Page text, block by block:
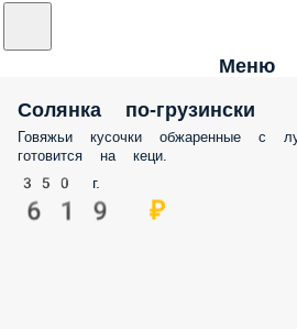
Меню
Солянка по-грузински
Говяжьи кусочки обжаренные с
готовится на кеци.
350 г.
619 ₽